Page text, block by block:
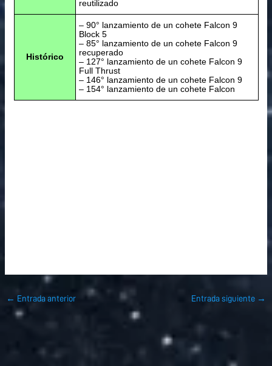
reutilizado
Histórico
– 90° lanzamiento de un cohete Falcon 9
Block 5
– 85° lanzamiento de un cohete Falcon 9
recuperado
– 127° lanzamiento de un cohete Falcon 9
Full Thrust
– 146° lanzamiento de un cohete Falcon 9
– 154° lanzamiento de un cohete Falcon
← Entrada anterior Entrada siguiente →